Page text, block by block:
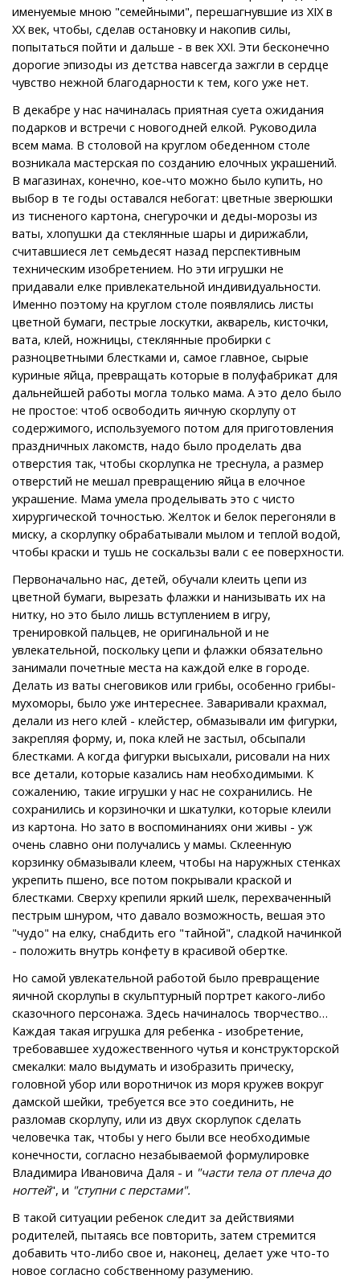
именуемые мною "семейными", перешагнувшие из XIX в
ХХ век, чтобы, сделав остановку и накопив силы,
попытаться пойти и дальше - в век XXI. Эти бесконечно
дорогие эпизоды из детства навсегда зажгли в сердце
чувство нежной благодарности к тем, кого уже нет.
В декабре у нас начиналась приятная суета ожидания
подарков и встречи с новогодней елкой. Руководила
всем мама. В столовой на круглом обеденном столе
возникала мастерская по созданию елочных украшений.
В магазинах, конечно, кое-что можно было купить, но
выбор в те годы оставался небогат: цветные зверюшки
из тисненого картона, снегурочки и деды-морозы из
ваты, хлопушки да стеклянные шары и дирижабли,
считавшиеся лет семьдесят назад перспективным
техническим изобретением. Но эти игрушки не
придавали елке привлекательной индивидуальности.
Именно поэтому на круглом столе появлялись листы
цветной бумаги, пестрые лоскутки, акварель, кисточки,
вата, клей, ножницы, стеклянные пробирки с
разноцветными блестками и, самое главное, сырые
куриные яйца, превращать которые в полуфабрикат для
дальнейшей работы могла только мама. А это дело было
не простое: чтоб освободить яичную скорлупу от
содержимого, используемого потом для приготовления
праздничных лакомств, надо было проделать два
отверстия так, чтобы скорлупка не треснула, а размер
отверстий не мешал превращению яйца в елочное
украшение. Мама умела проделывать это с чисто
хирургической точностью. Желток и белок перегоняли в
миску, а скорлупку обрабатывали мылом и теплой водой,
чтобы краски и тушь не соскальзы вали с ее поверхности.
Первоначально нас, детей, обучали клеить цепи из
цветной бумаги, вырезать флажки и нанизывать их на
нитку, но это было лишь вступлением в игру,
тренировкой пальцев, не оригинальной и не
увлекательной, поскольку цепи и флажки обязательно
занимали почетные места на каждой елке в городе.
Делать из ваты снеговиков или грибы, особенно грибы-
мухоморы, было уже интереснее. Заваривали крахмал,
делали из него клей - клейстер, обмазывали им фигурки,
закрепляя форму, и, пока клей не застыл, обсыпали
блестками. А когда фигурки высыхали, рисовали на них
все детали, которые казались нам необходимыми. К
сожалению, такие игрушки у нас не сохранились. Не
сохранились и корзиночки и шкатулки, которые клеили
из картона. Но зато в воспоминаниях они живы - уж
очень славно они получались у мамы. Склеенную
корзинку обмазывали клеем, чтобы на наружных стенках
укрепить пшено, все потом покрывали краской и
блестками. Сверху крепили яркий шелк, перехваченный
пестрым шнуром, что давало возможность, вешая это
"чудо" на елку, снабдить его "тайной", сладкой начинкой
- положить внутрь конфету в красивой обертке.
Но самой увлекательной работой было превращение
яичной скорлупы в скульптурный портрет какого-либо
сказочного персонажа. Здесь начиналось творчество…
Каждая такая игрушка для ребенка - изобретение,
требовавшее художественного чутья и конструкторской
смекалки: мало выдумать и изобразить прическу,
головной убор или воротничок из моря кружев вокруг
дамской шейки, требуется все это соединить, не
разломав скорлупу, или из двух скорлупок сделать
человечка так, чтобы у него были все необходимые
конечности, согласно незабываемой формулировке
Владимира Ивановича Даля - и "части тела от плеча до
ногтей", и "ступни с перстами".
В такой ситуации ребенок следит за действиями
родителей, пытаясь все повторить, затем стремится
добавить что-либо свое и, наконец, делает уже что-то
новое согласно собственному разумению.